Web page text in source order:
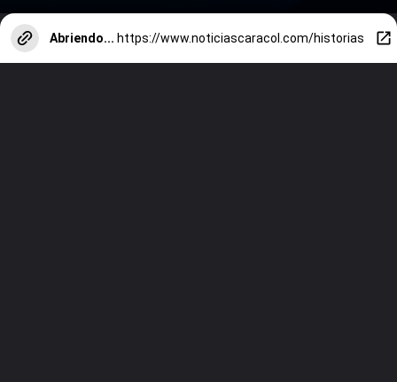
Abriendo... https://www.noticiascaracol.com/historias